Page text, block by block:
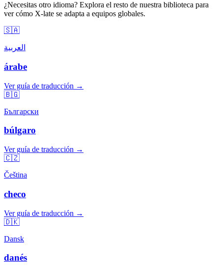
¿Necesitas otro idioma? Explora el resto de nuestra biblioteca para
ver cómo X-late se adapta a equipos globales.
🇸🇦
العربية
árabe
Ver guía de traducción →
🇧🇬
Български
búlgaro
Ver guía de traducción →
🇨🇿
Čeština
checo
Ver guía de traducción →
🇩🇰
Dansk
danés